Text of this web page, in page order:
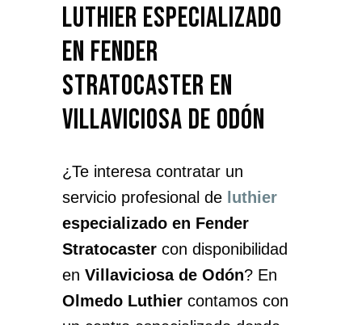
luthier especializado
en Fender
Stratocaster en
Villaviciosa de Odón
¿Te interesa contratar un
servicio profesional de luthier
especializado en Fender
Stratocastercon disponibilidad
en Villaviciosa de Odón? En
Olmedo Luthiercontamos con